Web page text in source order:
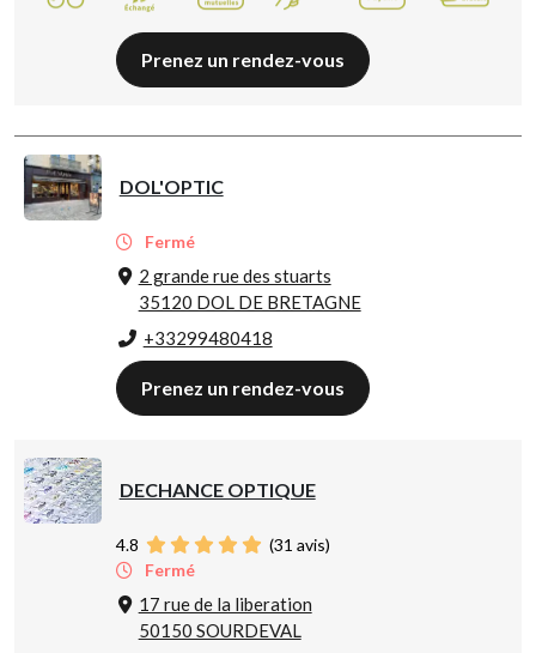
Prenez un rendez-vous
DOL'OPTIC
Fermé
2 grande rue des stuarts
35120 DOL DE BRETAGNE
+33299480418
Prenez un rendez-vous
DECHANCE OPTIQUE
4.8 (31 avis)
Fermé
17 rue de la liberation
50150 SOURDEVAL